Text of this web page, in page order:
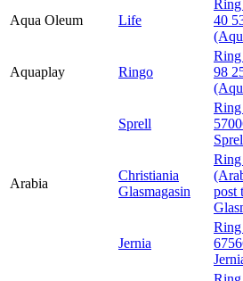
Aqua Oleum Life
40
Aquaplay Ringo
98
Sprell
Arabia
Christiania
Glasmagasin
Ring
post
Jernia
Ring